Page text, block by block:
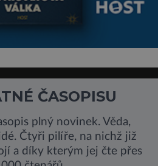
ČASOPISU
plný novinek. Věda,
Čtyři pilíře, na nichž již
a díky kterým jej čte přes